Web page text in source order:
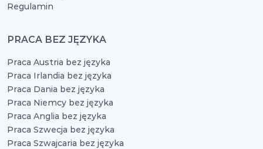
Regulamin
PRACA BEZ JĘZYKA
Praca Austria bez języka
Praca Irlandia bez języka
Praca Dania bez języka
Praca Niemcy bez języka
Praca Anglia bez języka
Praca Szwecja bez języka
Praca Szwajcaria bez języka